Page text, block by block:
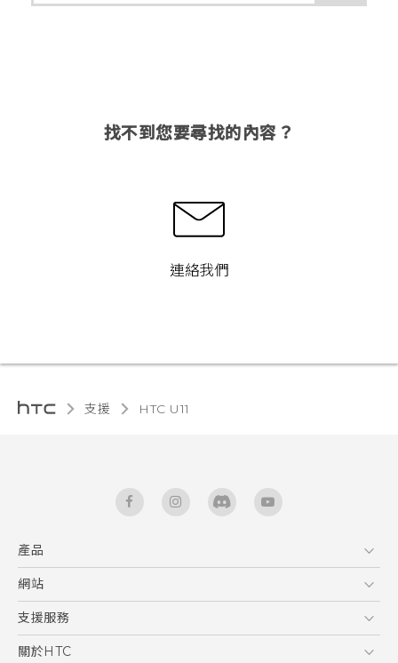
找不到您要尋找的內容？
連絡我們
支援 HTC U11‎
產品
5G
智能手機
區塊鍊手機
網站
HTC Dev
HTC Research
支援服務
服務中心
關於HTC